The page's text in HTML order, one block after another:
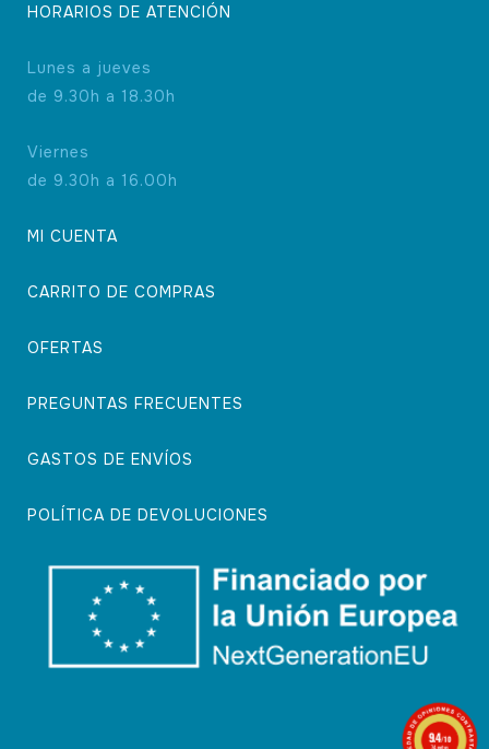
HORARIOS DE ATENCIÓN
Lunes a jueves
de 9.30h a 18.30h
Viernes
de 9.30h a 16.00h
MI CUENTA
CARRITO DE COMPRAS
OFERTAS
PREGUNTAS FRECUENTES
GASTOS DE ENVÍOS
POLÍTICA DE DEVOLUCIONES
9.4/10